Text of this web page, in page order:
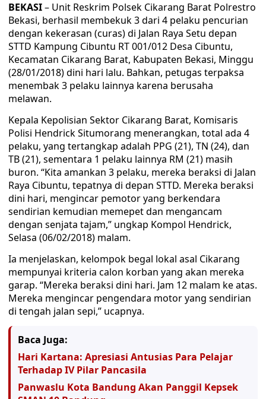
BEKASI– Unit Reskrim Polsek Cikarang Barat Polrestro
Bekasi, berhasil membekuk 3 dari 4 pelaku pencurian
dengan kekerasan (curas) di Jalan Raya Setu depan
STTD Kampung Cibuntu RT 001/012 Desa Cibuntu,
Kecamatan Cikarang Barat, Kabupaten Bekasi, Minggu
(28/01/2018) dini hari lalu. Bahkan, petugas terpaksa
menembak 3 pelaku lainnya karena berusaha
melawan.
Kepala Kepolisian Sektor Cikarang Barat, Komisaris
Polisi Hendrick Situmorang menerangkan, total ada 4
pelaku, yang tertangkap adalah PPG (21), TN (24), dan
TB (21), sementara 1 pelaku lainnya RM (21) masih
buron. “Kita amankan 3 pelaku, mereka beraksi di Jalan
Raya Cibuntu, tepatnya di depan STTD. Mereka beraksi
dini hari, mengincar pemotor yang berkendara
sendirian kemudian memepet dan mengancam
dengan senjata tajam,” ungkap Kompol Hendrick,
Selasa (06/02/2018) malam.
Ia menjelaskan, kelompok begal lokal asal Cikarang
mempunyai kriteria calon korban yang akan mereka
garap. “Mereka beraksi dini hari. Jam 12 malam ke atas.
Mereka mengincar pengendara motor yang sendirian
di tengah jalan sepi,” ucapnya.
Baca Juga:
Hari Kartana: Apresiasi Antusias Para Pelajar
Terhadap IV Pilar Pancasila
Panwaslu Kota Bandung Akan Panggil Kepsek